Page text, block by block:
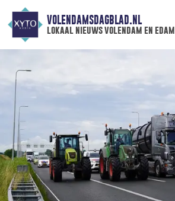
VOLENDAMSDAGBLAD.NL
lokaal nieuws volendam en edam